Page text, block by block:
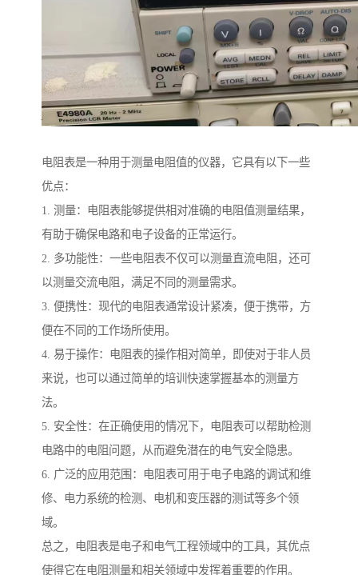
电阻表是一种用于测量电阻值的仪器，它具有以下一些
优点：
1. 测量：电阻表能够提供相对准确的电阻值测量结果，
有助于确保电路和电子设备的正常运行。
2. 多功能性：一些电阻表不仅可以测量直流电阻，还可
以测量交流电阻，满足不同的测量需求。
3. 便携性：现代的电阻表通常设计紧凑，便于携带，方
便在不同的工作场所使用。
4. 易于操作：电阻表的操作相对简单，即使对于非人员
来说，也可以通过简单的培训快速掌握基本的测量方
法。
5. 安全性：在正确使用的情况下，电阻表可以帮助检测
电路中的电阻问题，从而避免潜在的电气安全隐患。
6. 广泛的应用范围：电阻表可用于电子电路的调试和维
修、电力系统的检测、电机和变压器的测试等多个领
域。
总之，电阻表是电子和电气工程领域中的工具，其优点
使得它在电阻测量和相关领域中发挥着重要的作用。